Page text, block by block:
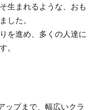
生まれるような、おも
した。
を進め、多くの人達に
。
ップまで、幅広いクラ